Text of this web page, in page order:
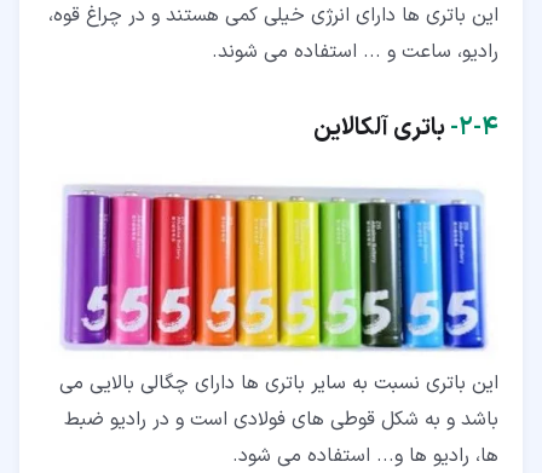
این باتری ها دارای انرژی خیلی کمی هستند و در چراغ قوه،
رادیو، ساعت و ... استفاده می شوند.
۴‏-‏۲‏- باتری آلکالاین
این باتری نسبت به سایر باتری ها دارای چگالی بالایی می
باشد و به شکل قوطی های فولادی است و در رادیو ضبط
ها، رادیو ها و... استفاده می شود.